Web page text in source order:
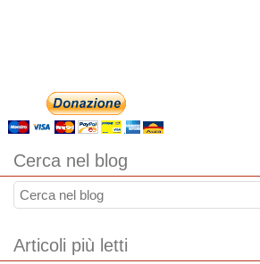
Cerca nel blog
Articoli più letti